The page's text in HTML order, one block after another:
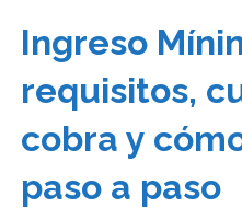
Ingreso
requisitos,
cobra y
paso a paso